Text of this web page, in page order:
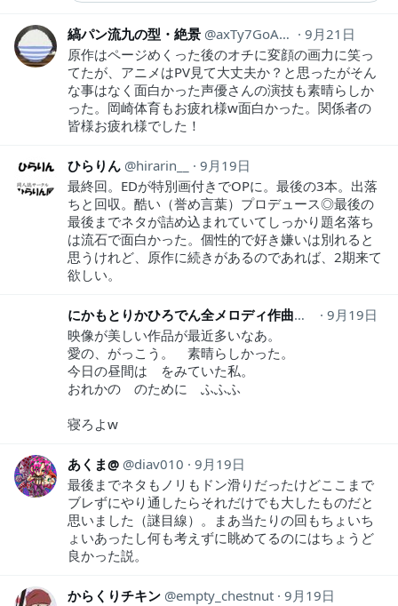
縞パン流九の型・絶景 axTy7GoAmAEEuxy
9月21日
原作はページめくった後のオチに変顔の画力に笑っ
てたが、アニメはPV見て大丈夫か？と思ったがそん
な事はなく面白かった声優さんの演技も素晴らしか
った。岡崎体育もお疲れ様w面白かった。関係者の
皆様お疲れ様でした！
ひらりん hirarin__
9月19日
最終回。EDが特別画付きでOPに。最後の3本。出落
ちと回収。酷い（誉め言葉）プロデュース◎最後の
最後までネタが詰め込まれていてしっかり題名落ち
は流石で面白かった。個性的で好き嫌いは別れると
思うけれど、原作に続きがあるのであれば、2期来て
欲しい。
にかもとりかひろでん全メロディ作曲@りかうさ
9月19日
映像が美しい作品が最近多いなあ。
愛の、がっこう。 素晴らしかった。
今日の昼間は をみていた私。
おれかの のために ふふふ
寝ろよw
あくま@ diav010
9月19日
最後までネタもノリもドン滑りだったけどここまで
ブレずにやり通したらそれだけでも大したものだと
思いました（謎目線）。まあ当たりの回もちょいち
ょいあったし何も考えずに眺めてるのにはちょうど
良かった説。
からくりチキン empty_chestnut 9月19日